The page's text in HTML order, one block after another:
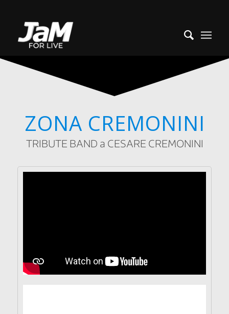
ZONA CREMONINI
TRIBUTE BAND a CESARE CREMONINI